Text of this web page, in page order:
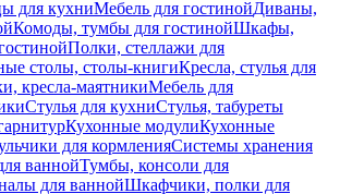
для кухниМебель для гостинойДиваны,
Комоды, тумбы для гостинойШкафы,
Полки, стеллажи для
столы, столы-книгиКресла, стулья для
кресла-маятникиМебель для
Стулья для кухниСтулья, табуреты
Кухонные модулиКухонные
для кормленияСистемы хранения
ваннойТумбы, консоли для
для ваннойШкафчики, полки для